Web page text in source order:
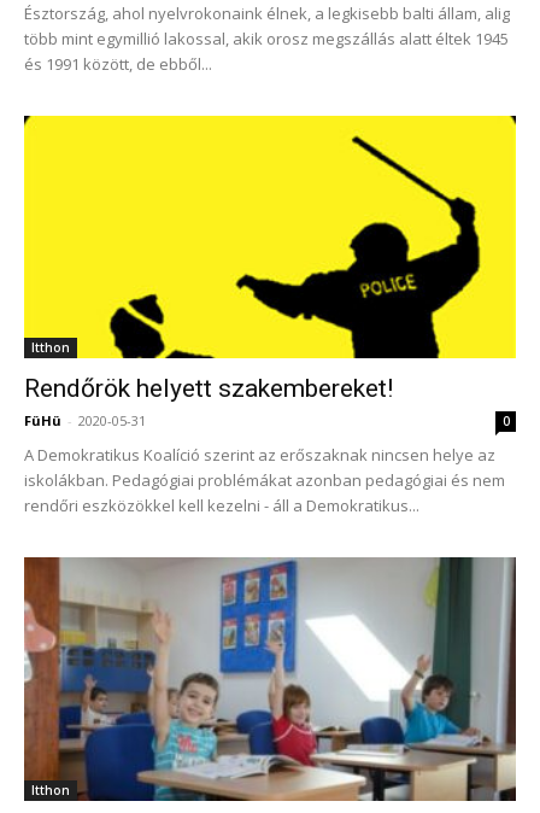
Észtország, ahol nyelvrokonaink élnek, a legkisebb balti állam, alig
több mint egymillió lakossal, akik orosz megszállás alatt éltek 1945
és 1991 között, de ebből...
Itthon
Rendőrök helyett szakembereket!
FüHü - 2020-05-31 0
A Demokratikus Koalíció szerint az erőszaknak nincsen helye az
iskolákban. Pedagógiai problémákat azonban pedagógiai és nem
rendőri eszközökkel kell kezelni - áll a Demokratikus...
Itthon